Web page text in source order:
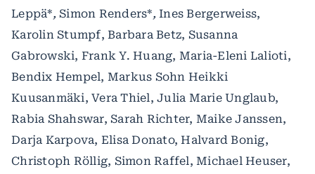
Leppä*, Simon Renders*, Ines Bergerweiss,
Karolin Stumpf, Barbara Betz, Susanna
Gabrowski, Frank Y. Huang, Maria-Eleni Lalioti,
Bendix Hempel, Markus Sohn Heikki
Kuusanmäki, Vera Thiel, Julia Marie Unglaub,
Rabia Shahswar, Sarah Richter, Maike Janssen,
Darja Karpova, Elisa Donato, Halvard Bonig,
Christoph Röllig, Simon Raffel, Michael Heuser,